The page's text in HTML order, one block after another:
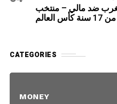
ضد مالي – منتخب
العالم
CATEGORIES
MONEY